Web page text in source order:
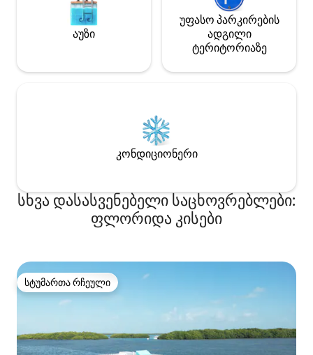
აუზი
უფასო პარკირების
ადგილი
ტერიტორიაზე
კონდიციონერი
სხვა დასასვენებელი საცხოვრებლები:
ფლორიდა კისები
სტუმართა რჩეული
სტუმართა რჩეული